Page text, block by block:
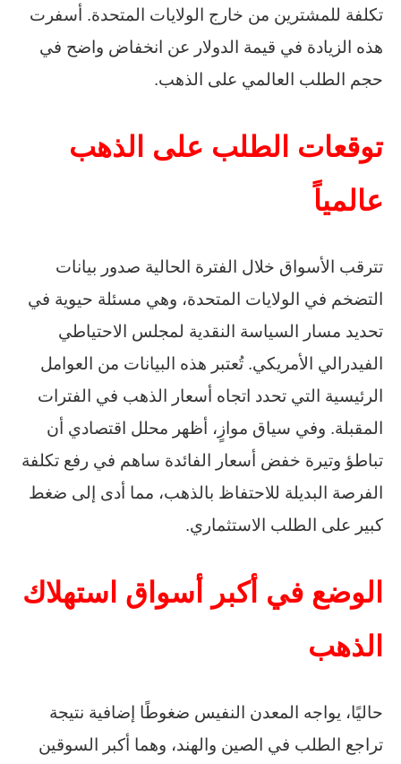
تكلفة للمشترين من خارج الولايات المتحدة. أسفرت
هذه الزيادة في قيمة الدولار عن انخفاض واضح في
حجم الطلب العالمي على الذهب.
توقعات الطلب على الذهب
عالمياً
تترقب الأسواق خلال الفترة الحالية صدور بيانات
التضخم في الولايات المتحدة، وهي مسئلة حيوية في
تحديد مسار السياسة النقدية لمجلس الاحتياطي
الفيدرالي الأمريكي. تُعتبر هذه البيانات من العوامل
الرئيسية التي تحدد اتجاه أسعار الذهب في الفترات
المقبلة. وفي سياق موازٍ، أظهر محلل اقتصادي أن
تباطؤ وتيرة خفض أسعار الفائدة ساهم في رفع تكلفة
الفرصة البديلة للاحتفاظ بالذهب، مما أدى إلى ضغط
كبير على الطلب الاستثماري.
الوضع في أكبر أسواق استهلاك
الذهب
حاليًا، يواجه المعدن النفيس ضغوطًا إضافية نتيجة
تراجع الطلب في الصين والهند، وهما أكبر السوقين